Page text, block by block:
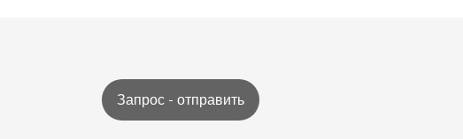
Запрос - отправить